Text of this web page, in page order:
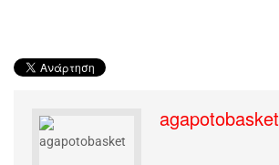
agapotobasket